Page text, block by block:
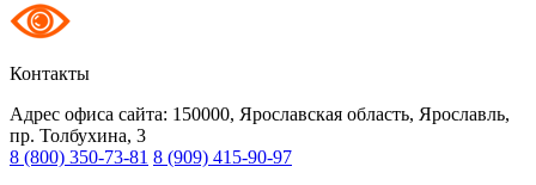
Контакты
Адрес офиса сайта: 150000, Ярославская область, Ярославль,
пр. Толбухина, 3
8 (800) 350-73-81 8 (909) 415-90-97